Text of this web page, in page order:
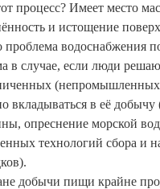
процесс? Имеет место
и истощение
проблема водоснабжения
в случае, если люди
вкладываться в её
опреснение морской
технологий сбора и
добычи пищи крайне